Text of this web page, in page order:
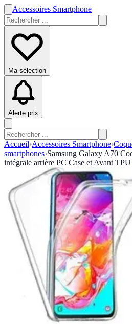
Accessoires Smartphone
Ma sélection
Alerte prix
Accueil›Accessoires Smartphone›
smartphones›Samsung Galaxy A70
intégrale arrière PC Case et Avant